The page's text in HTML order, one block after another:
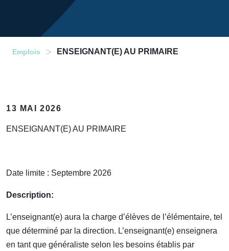
Emplois > ENSEIGNANT(E) AU PRIMAIRE
13 MAI 2026
ENSEIGNANT(E) AU PRIMAIRE
Date limite : Septembre 2026
Description:
L’enseignant(e) aura la charge d’élèves de l’élémentaire, tel
que déterminé par la direction. L’enseignant(e) enseignera
en tant que généraliste selon les besoins établis par